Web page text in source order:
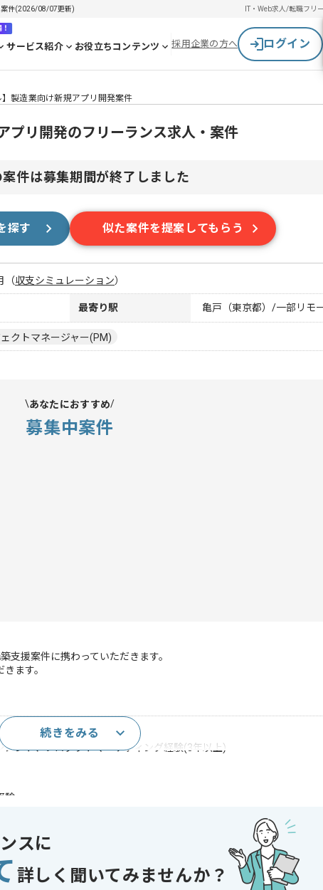
案件(2026/08/07更新) IT・Web求人/転職フリ
サービス紹介 お役立ちコンテンツ 採用企業の方へ ログイン
】製造業向け新規アプリ開発案件
プリ開発のフリーランス求人・案件
案件は募集期間が終了しました
探す 似た案件を提案してもらう
（収支シミュレーション）
最寄り駅 亀戸（東京都）/一部リモ
クトマネージャー(PM)
あなたにおすすめ
募集中案件
支援案件に携わっていただきます。
ます。
メント、プロダクトマーケティング経験(3年以上)
験
あれば申し込み可能なケースもございます！まずはお気軽にご相談ください！
ントロール
, 30代活躍中 , 40代活躍中 , 長期プロジェクト , 急募 , BtoB向け , 参画実
続きをみる
スに
詳しく聞いてみませんか？